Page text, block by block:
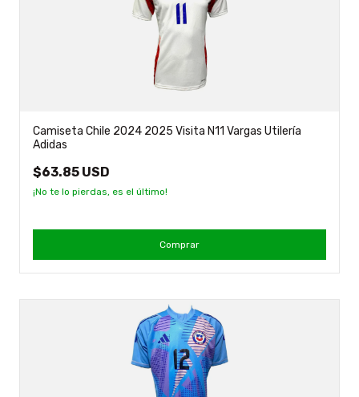
Camiseta Chile 2024 2025 Visita N11 Vargas Utilería
Adidas
$63.85 USD
¡No te lo pierdas, es el último!
Comprar